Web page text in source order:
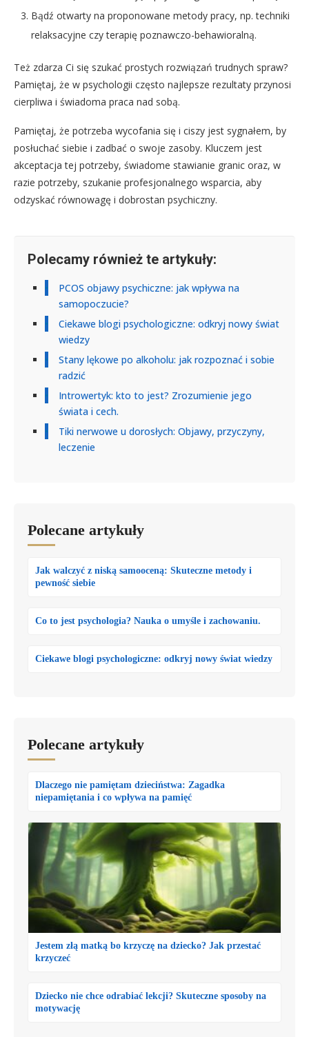
Bądź otwarty na proponowane metody pracy, np. techniki
relaksacyjne czy terapię poznawczo-behawioralną.
Też zdarza Ci się szukać prostych rozwiązań trudnych spraw?
Pamiętaj, że w psychologii często najlepsze rezultaty przynosi
cierpliwa i świadoma praca nad sobą.
Pamiętaj, że potrzeba wycofania się i ciszy jest sygnałem, by
posłuchać siebie i zadbać o swoje zasoby. Kluczem jest
akceptacja tej potrzeby, świadome stawianie granic oraz, w
razie potrzeby, szukanie profesjonalnego wsparcia, aby
odzyskać równowagę i dobrostan psychiczny.
Polecamy również te artykuły:
PCOS objawy psychiczne: jak wpływa na
samopoczucie?
Ciekawe blogi psychologiczne: odkryj nowy świat
wiedzy
Stany lękowe po alkoholu: jak rozpoznać i sobie
radzić
Introwertyk: kto to jest? Zrozumienie jego
świata i cech.
Tiki nerwowe u dorosłych: Objawy, przyczyny,
leczenie
Polecane artykuły
Jak walczyć z niską samooceną: Skuteczne metody i
pewność siebie
Co to jest psychologia? Nauka o umyśle i zachowaniu.
Ciekawe blogi psychologiczne: odkryj nowy świat wiedzy
Polecane artykuły
Dlaczego nie pamiętam dzieciństwa: Zagadka
niepamiętania i co wpływa na pamięć
Jestem złą matką bo krzyczę na dziecko? Jak przestać
krzyczeć
Dziecko nie chce odrabiać lekcji? Skuteczne sposoby na
motywację